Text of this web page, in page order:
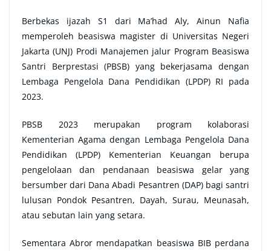
Berbekas ijazah S1 dari Ma’had Aly, Ainun Nafia
memperoleh beasiswa magister di Universitas Negeri
Jakarta (UNJ) Prodi Manajemen jalur Program Beasiswa
Santri Berprestasi (PBSB) yang bekerjasama dengan
Lembaga Pengelola Dana Pendidikan (LPDP) RI pada
2023.
PBSB 2023 merupakan program kolaborasi
Kementerian Agama dengan Lembaga Pengelola Dana
Pendidikan (LPDP) Kementerian Keuangan berupa
pengelolaan dan pendanaan beasiswa gelar yang
bersumber dari Dana Abadi Pesantren (DAP) bagi santri
lulusan Pondok Pesantren, Dayah, Surau, Meunasah,
atau sebutan lain yang setara.
Sementara Abror mendapatkan beasiswa BIB perdana